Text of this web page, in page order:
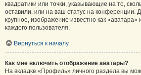
квадратики или точки, указывающие на то,
оставили, или на ваш статус на конференции.
крупное, изображение известно как «аватара»
каждого пользователя.
Вернуться к началу
Как мне включить отображение аватары?
На вкладке «Профиль» личного раздела вы